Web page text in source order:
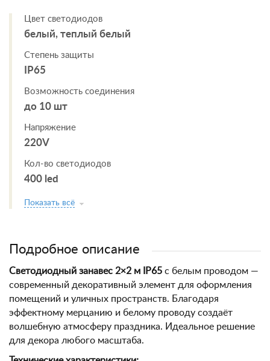
Цвет светодиодов
белый, теплый белый
Степень защиты
IP65
Возможность соединения
до 10 шт
Напряжение
220V
Кол-во светодиодов
400 led
Показать всё
Подробное описание
Светодиодный занавес 2×2 м IP65 с белым проводом —
современный декоративный элемент для оформления
помещений и уличных пространств. Благодаря
эффектному мерцанию и белому проводу создаёт
волшебную атмосферу праздника. Идеальное решение
для декора любого масштаба.